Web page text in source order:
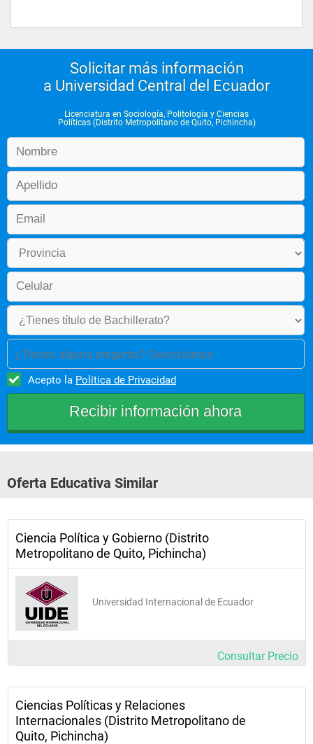
Solicitar más información
a Universidad Central del Ecuador
Licenciatura en Sociología, Politología y Ciencias
Políticas (Distrito Metropolitano de Quito, Pichincha)
¿Tienes alguna pregunta? Selecciónala
Acepto la Política de Privacidad
Oferta Educativa Similar
Ciencia Política y Gobierno (Distrito
Metropolitano de Quito, Pichincha)
Universidad Internacional de Ecuador
Consultar Precio
Ciencias Políticas y Relaciones
Internacionales (Distrito Metropolitano de
Quito, Pichincha)